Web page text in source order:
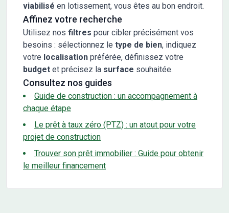
viabilisé en lotissement, vous êtes au bon endroit.
Affinez votre recherche
Utilisez nos filtres pour cibler précisément vos
besoins : sélectionnez le type de bien, indiquez
votre localisation préférée, définissez votre
budget et précisez la surface souhaitée.
Consultez nos guides
Guide de construction : un accompagnement à
chaque étape
Le prêt à taux zéro (PTZ) : un atout pour votre
projet de construction
Trouver son prêt immobilier : Guide pour obtenir
le meilleur financement